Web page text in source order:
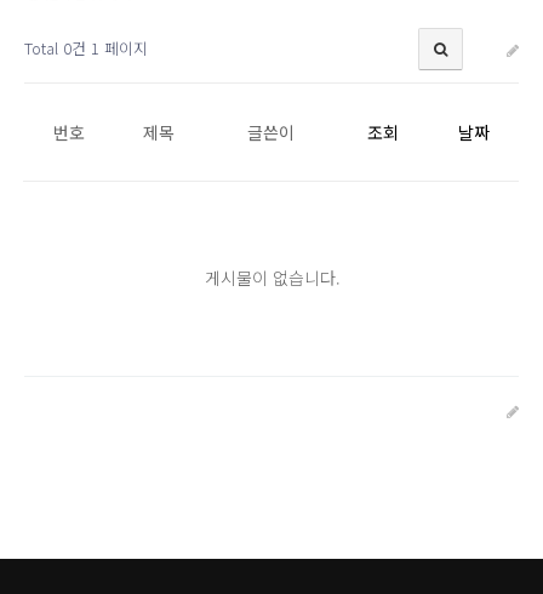
Total 0건 1 페이지
번호 제목 글쓴이 조회 날짜
게시물이 없습니다.